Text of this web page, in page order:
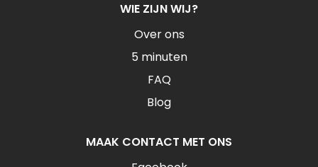
WIE ZIJN WIJ?
Over ons
5 minuten
FAQ
Blog
MAAK CONTACT MET ONS